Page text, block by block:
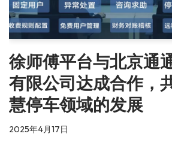
徐师傅平台与北京通
有限公司达成合作，
慧停车领域的发展
2025年4月17日